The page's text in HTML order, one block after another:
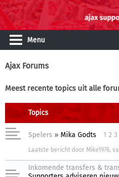
Menu
Ajax Forums
Meest recente topics uit alle
Topics
Spelers » Mika Godts 1 2 3
Laatste bericht door Mike1976,
Inkomende transfers &